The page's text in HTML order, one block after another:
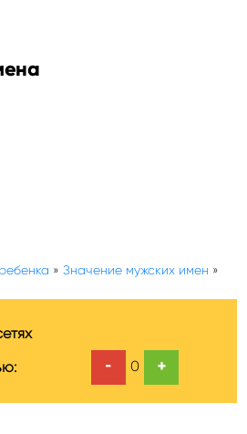
» Значение мужских имен »
- 0 +